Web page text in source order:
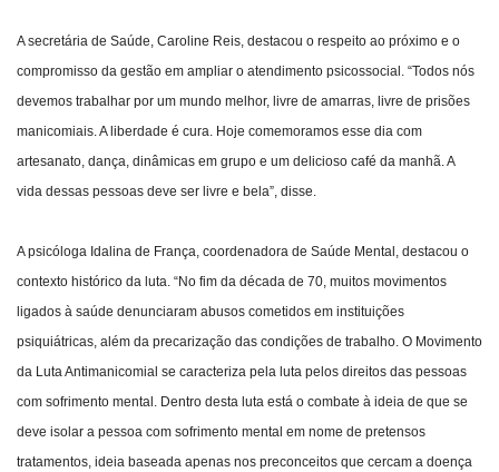
A secretária de Saúde, Caroline Reis, destacou o respeito ao próximo e o
compromisso da gestão em ampliar o atendimento psicossocial. “Todos nós
devemos trabalhar por um mundo melhor, livre de amarras, livre de prisões
manicomiais. A liberdade é cura. Hoje comemoramos esse dia com
artesanato, dança, dinâmicas em grupo e um delicioso café da manhã. A
vida dessas pessoas deve ser livre e bela”, disse.
A psicóloga Idalina de França, coordenadora de Saúde Mental, destacou o
contexto histórico da luta. “No fim da década de 70, muitos movimentos
ligados à saúde denunciaram abusos cometidos em instituições
psiquiátricas, além da precarização das condições de trabalho. O Movimento
da Luta Antimanicomial se caracteriza pela luta pelos direitos das pessoas
com sofrimento mental. Dentro desta luta está o combate à ideia de que se
deve isolar a pessoa com sofrimento mental em nome de pretensos
tratamentos, ideia baseada apenas nos preconceitos que cercam a doença